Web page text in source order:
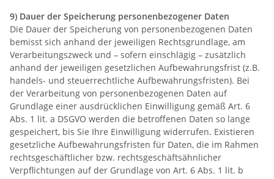
9) Dauer der Speicherung personenbezogener Daten
Die Dauer der Speicherung von personenbezogenen Daten
bemisst sich anhand der jeweiligen Rechtsgrundlage, am
Verarbeitungszweck und – sofern einschlägig – zusätzlich
anhand der jeweiligen gesetzlichen Aufbewahrungsfrist (z.B.
handels- und steuerrechtliche Aufbewahrungsfristen). Bei
der Verarbeitung von personenbezogenen Daten auf
Grundlage einer ausdrücklichen Einwilligung gemäß Art. 6
Abs. 1 lit. a DSGVO werden die betroffenen Daten so lange
gespeichert, bis Sie Ihre Einwilligung widerrufen. Existieren
gesetzliche Aufbewahrungsfristen für Daten, die im Rahmen
rechtsgeschäftlicher bzw. rechtsgeschäftsähnlicher
Verpflichtungen auf der Grundlage von Art. 6 Abs. 1 lit. b